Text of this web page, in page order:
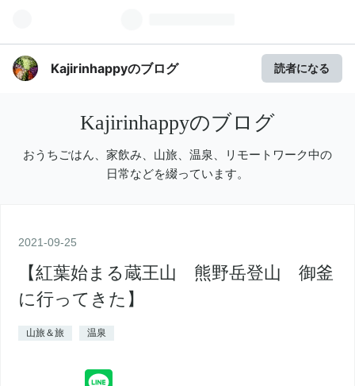
Kajirinhappyのブログ 読者になる
Kajirinhappyのブログ
おうちごはん、家飲み、山旅、温泉、リモートワーク中の
日常などを綴っています。
2021-09-25
【紅葉始まる蔵王山 熊野岳登山 御釜
に行ってきた】
山旅＆旅 温泉